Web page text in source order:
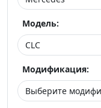
Модель:
Модификация: